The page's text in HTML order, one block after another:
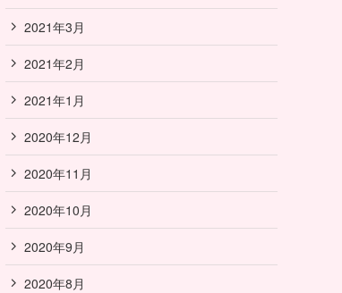
2021年3月
2021年2月
2021年1月
2020年12月
2020年11月
2020年10月
2020年9月
2020年8月